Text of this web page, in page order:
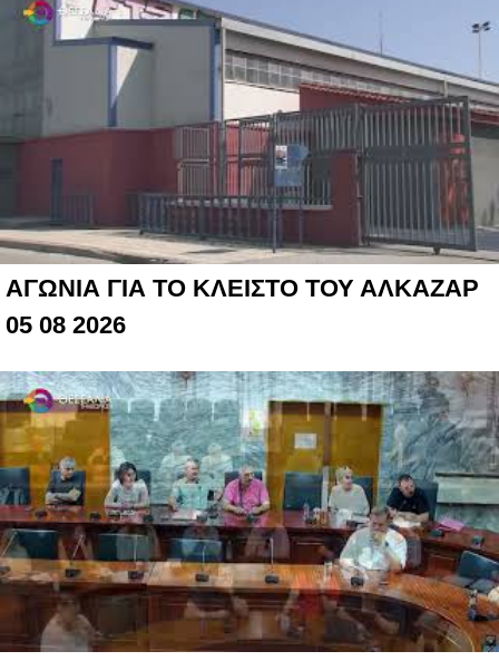
ΑΓΩΝΙΑ ΓΙΑ ΤΟ ΚΛΕΙΣΤΟ ΤΟΥ ΑΛΚΑΖΑΡ
05 08 2026